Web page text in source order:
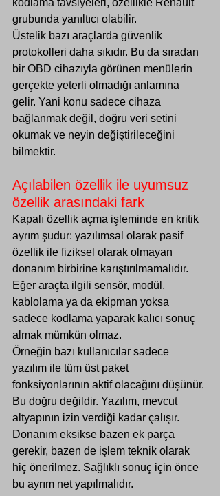
kodlama tavsiyeleri, özellikle Renault
grubunda yanıltıcı olabilir.
Üstelik bazı araçlarda güvenlik
protokolleri daha sıkıdır. Bu da sıradan
bir OBD cihazıyla görünen menülerin
gerçekte yeterli olmadığı anlamına
gelir. Yani konu sadece cihaza
bağlanmak değil, doğru veri setini
okumak ve neyin değiştirileceğini
bilmektir.
Açılabilen özellik ile uyumsuz
özellik arasındaki fark
Kapalı özellik açma işleminde en kritik
ayrım şudur: yazılımsal olarak pasif
özellik ile fiziksel olarak olmayan
donanım birbirine karıştırılmamalıdır.
Eğer araçta ilgili sensör, modül,
kablolama ya da ekipman yoksa
sadece kodlama yaparak kalıcı sonuç
almak mümkün olmaz.
Örneğin bazı kullanıcılar sadece
yazılım ile tüm üst paket
fonksiyonlarının aktif olacağını düşünür.
Bu doğru değildir. Yazılım, mevcut
altyapının izin verdiği kadar çalışır.
Donanım eksikse bazen ek parça
gerekir, bazen de işlem teknik olarak
hiç önerilmez. Sağlıklı sonuç için önce
bu ayrım net yapılmalıdır.